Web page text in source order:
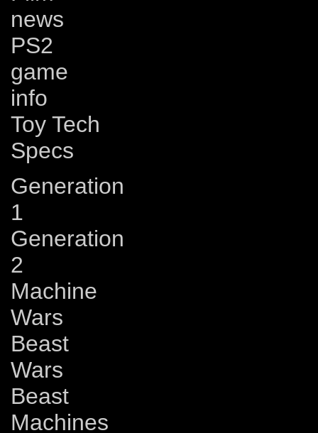
news
PS2
game
info
Toy Tech
Specs
Generation
1
Generation
2
Machine
Wars
Beast
Wars
Beast
Machines